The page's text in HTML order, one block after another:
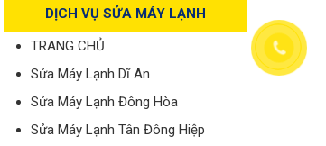
DỊCH VỤ SỬA MÁY LẠNH
TRANG CHỦ
Sửa Máy Lạnh Dĩ An
Sửa Máy Lạnh Đông Hòa
Sửa Máy Lạnh Tân Đông Hiệp